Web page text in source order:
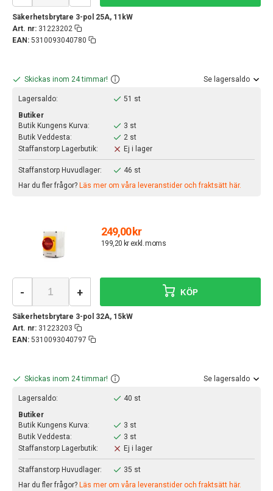
Säkerhetsbrytare 3-pol 25A, 11kW
Art. nr: 31223202
EAN: 5310093040780
Skickas inom 24 timmar! Se lagersaldo
Lagersaldo:
51 st
Butiker
Butik Kungens Kurva:
3 st
Butik Veddesta:
2 st
Staffanstorp Lagerbutik:
Ej i lager
Staffanstorp Huvudlager:
46 st
Har du fler frågor? Läs mer om våra leveranstider och fraktsätt här.
249,00 kr
199,20 kr exkl. moms
Säkerhetsbrytare 3-pol 32A, 15kW
Art. nr: 31223203
EAN: 5310093040797
- + KÖP
Skickas inom 24 timmar! Se lagersaldo
Lagersaldo:
40 st
Butiker
Butik Kungens Kurva:
3 st
Butik Veddesta:
3 st
Staffanstorp Lagerbutik:
Ej i lager
Staffanstorp Huvudlager:
35 st
Har du fler frågor? Läs mer om våra leveranstider och fraktsätt här.